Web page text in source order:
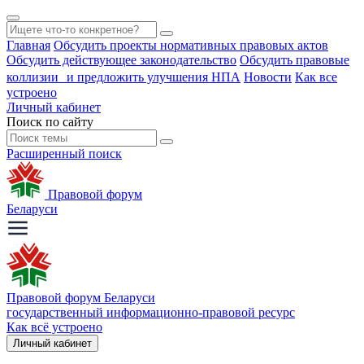
Главная Обсудить проекты нормативных правовых актов
Обсудить действующее законодательство Обсудить правовые
коллизии и предложить улучшения НПА Новости Как все
устроено
Личный кабинет
Поиск по сайту
Расширенный поиск
Правовой форум
Беларуси
Правовой форум Беларуси
государственный информационно-правовой ресурс
Как всё устроено
Личный кабинет